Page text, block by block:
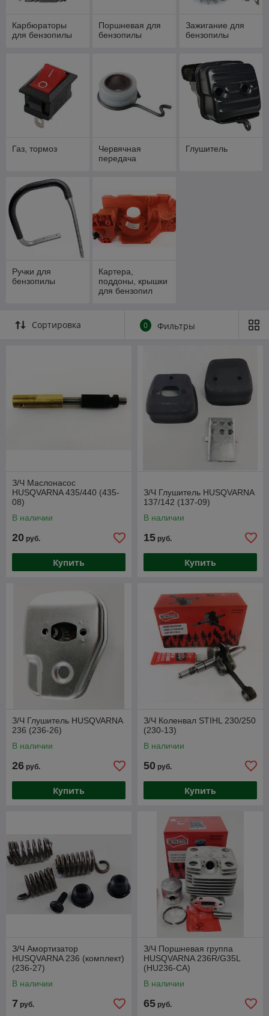
Карбюраторы
для бензопилы
Поршневая для
бензопилы
Зажигание для
бензопилы
Газ, тормоз
Червячная
передача
Глушитель
Ручки для
бензопилы
Картера,
поддоны, крышки
для бензопил
Сортировка 0 Фильтры
З/Ч Маслонасос
HUSQVARNA 435/440 (435-
08)
В наличии
20 руб.
Купить
З/Ч Глушитель HUSQVARNA
137/142 (137-09)
В наличии
15 руб.
Купить
З/Ч Глушитель HUSQVARNA
236 (236-26)
В наличии
26 руб.
Купить
З/Ч Коленвал STIHL 230/250
(230-13)
В наличии
50 руб.
Купить
З/Ч Амортизатор
HUSQVARNA 236 (комплект)
(236-27)
В наличии
7 руб.
З/Ч Поршневая группа
HUSQVARNA 236R/G35L
(HU236-CA)
В наличии
65 руб.